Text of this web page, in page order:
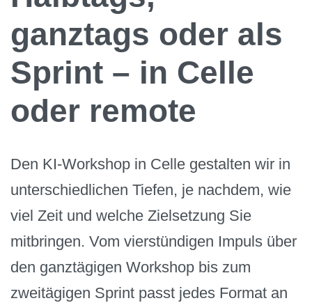
ganztags oder als
Sprint – in Celle
oder remote
Den KI-Workshop in Celle gestalten wir in
unterschiedlichen Tiefen, je nachdem, wie
viel Zeit und welche Zielsetzung Sie
mitbringen. Vom vierstündigen Impuls über
den ganztägigen Workshop bis zum
zweitägigen Sprint passt jedes Format an